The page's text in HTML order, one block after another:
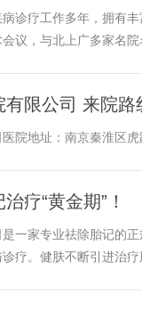
诊疗工作多年，拥有
议，与北上广多家名
限公司 来院路
院地址：南京秦淮区虎
疗“黄金期”！
一家专业祛除胎记的
疗。健肤不断引进治